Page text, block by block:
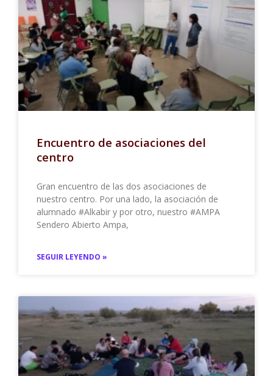
Encuentro de asociaciones del
centro
Gran encuentro de las dos asociaciones de
nuestro centro. Por una lado, la asociación de
alumnado #Alkabir y por otro, nuestro #AMPA
Sendero Abierto Ampa,
SEGUIR LEYENDO »